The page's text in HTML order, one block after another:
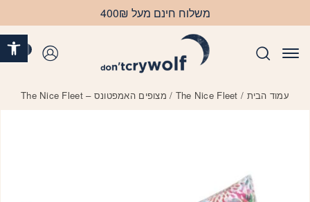
משלוח חינם מעל 400₪
עמוד הבית /
The Nice Fleet / מצופים האמפטונס – The Nice Fleet